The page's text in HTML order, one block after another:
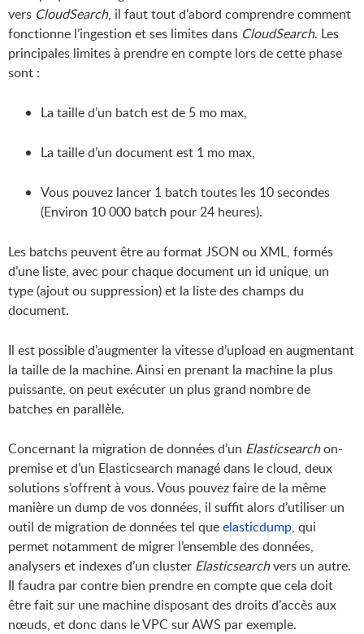
vers CloudSearch, il faut tout d’abord comprendre comment
fonctionne l’ingestion et ses limites dans CloudSearch. Les
principales limites à prendre en compte lors de cette phase
sont :
La taille d’un batch est de 5 mo max,
La taille d’un document est 1 mo max,
Vous pouvez lancer 1 batch toutes les 10 secondes
(Environ 10 000 batch pour 24 heures).
Les batchs peuvent être au format JSON ou XML, formés
d’une liste, avec pour chaque document un id unique, un
type (ajout ou suppression) et la liste des champs du
document.
Il est possible d’augmenter la vitesse d’upload en augmentant
la taille de la machine. Ainsi en prenant la machine la plus
puissante, on peut exécuter un plus grand nombre de
batches en parallèle.
Concernant la migration de données d’un Elasticsearchon-
premise et d’un Elasticsearch managé dans le cloud, deux
solutions s’offrent à vous. Vous pouvez faire de la même
manière un dump de vos données, il suffit alors d’utiliser un
outil de migration de données tel queelasticdump, qui
permet notamment de migrer l’ensemble des données,
analysers et indexes d’un cluster Elasticsearchvers un autre.
Il faudra par contre bien prendre en compte que cela doit
être fait sur une machine disposant des droits d’accès aux
nœuds, et donc dans le VPC sur AWS par exemple.